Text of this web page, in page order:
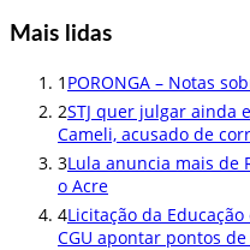
Mais lidas
1 PORONGA – Notas
2STJ quer julgar ainda
Cameli, acusado de
3Lula anuncia mais de
o Acre
4Licitação da
CGU apontar pontos